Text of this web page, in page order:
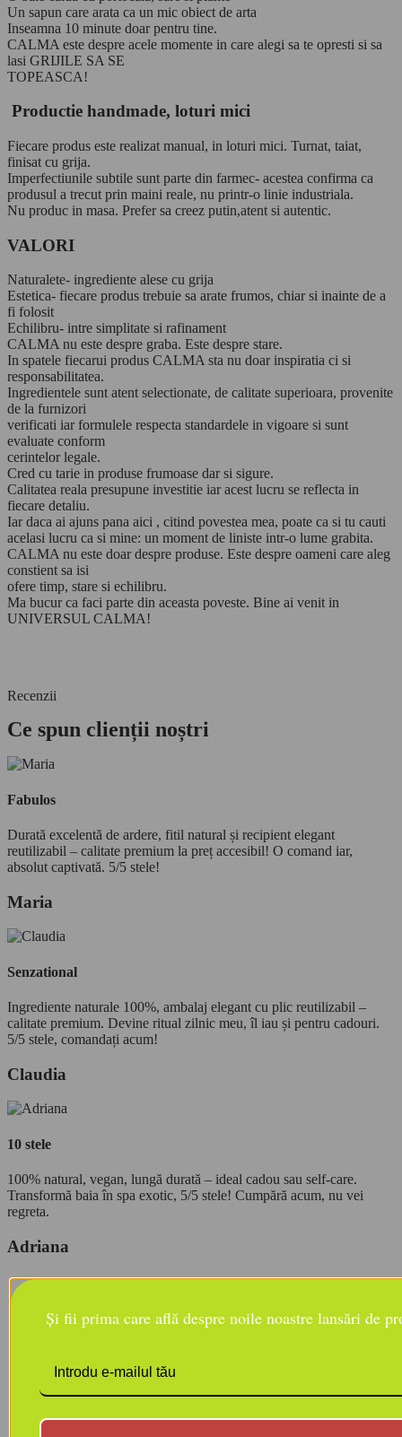
Un sapun care arata ca un mic obiect de arta
Inseamna 10 minute doar pentru tine.
CALMA este despre acele momente in care alegi sa te opresti si sa
lasi GRIJILE SA SE
TOPEASCA!
Productie handmade, loturi mici
Fiecare produs este realizat manual, in loturi mici. Turnat, taiat,
finisat cu grija.
Imperfectiunile subtile sunt parte din farmec- acestea confirma ca
produsul a trecut prin maini reale, nu printr-o linie industriala.
Nu produc in masa. Prefer sa creez putin,atent si autentic.
VALORI
Naturalete- ingrediente alese cu grija
Estetica- fiecare produs trebuie sa arate frumos, chiar si inainte de a
fi folosit
Echilibru- intre simplitate si rafinament
CALMA nu este despre graba. Este despre stare.
In spatele fiecarui produs CALMA sta nu doar inspiratia ci si
responsabilitatea.
Ingredientele sunt atent selectionate, de calitate superioara, provenite
de la furnizori
verificati iar formulele respecta standardele in vigoare si sunt
evaluate conform
cerintelor legale.
Cred cu tarie in produse frumoase dar si sigure.
Calitatea reala presupune investitie iar acest lucru se reflecta in
fiecare detaliu.
Iar daca ai ajuns pana aici , citind povestea mea, poate ca si tu cauti
acelasi lucru ca si mine: un moment de liniste intr-o lume grabita.
CALMA nu este doar despre produse. Este despre oameni care aleg
constient sa isi
ofere timp, stare si echilibru.
Ma bucur ca faci parte din aceasta poveste. Bine ai venit in
UNIVERSUL CALMA!
Recenzii
Ce spun clienții noștri
Fabulos
Durată excelentă de ardere, fitil natural și recipient elegant
reutilizabil – calitate premium la preț accesibil! O comand iar,
absolut captivată. 5/5 stele!
Maria
Senzational
Ingrediente naturale 100%, ambalaj elegant cu plic reutilizabil –
calitate premium. Devine ritual zilnic meu, îl iau și pentru cadouri.
5/5 stele, comandați acum!
Claudia
10 stele
100% natural, vegan, lungă durată – ideal cadou sau self-care.
Transformă baia în spa exotic, 5/5 stele! Cumpără acum, nu vei
regreta.
Adriana
Și fii prima care află despre noile noastre lansări de